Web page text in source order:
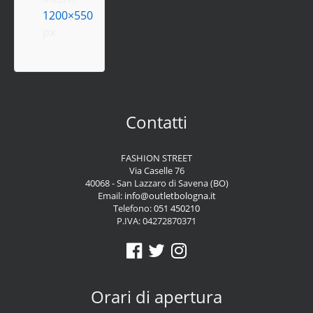
1200×550
Contatti
FASHION STREET
Via Caselle 76
40068 - San Lazzaro di Savena (BO)
Email: info@outletbologna.it
Telefono:051 450210
P.IVA: 04272870371
Orari di apertura